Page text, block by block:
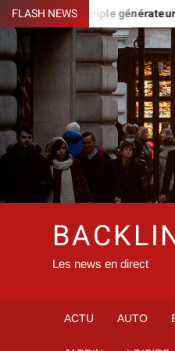
Skip
to
content
FLASH NEWS
ou simple générateur de
Les news en direct
ACTU AUTO